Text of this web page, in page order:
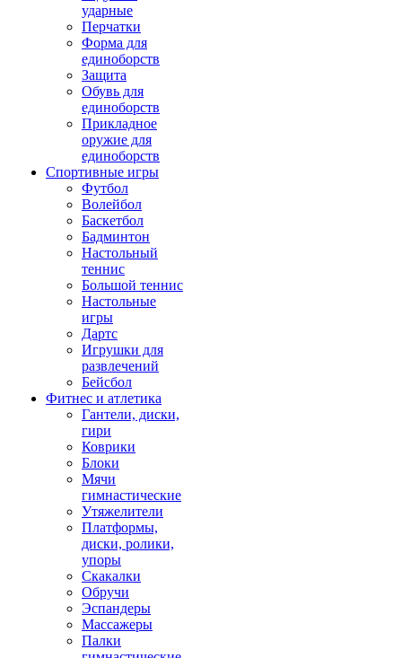
ударные
Перчатки
Форма для
единоборств
Защита
Обувь для
единоборств
Прикладное
оружие для
единоборств
Спортивные игры
Футбол
Волейбол
Баскетбол
Бадминтон
Настольный
теннис
Большой теннис
Настольные
игры
Дартс
Игрушки для
развлечений
Бейсбол
Фитнес и атлетика
Гантели, диски,
гири
Коврики
Блоки
Мячи
гимнастические
Утяжелители
Платформы,
диски, ролики,
упоры
Скакалки
Обручи
Эспандеры
Массажеры
Палки